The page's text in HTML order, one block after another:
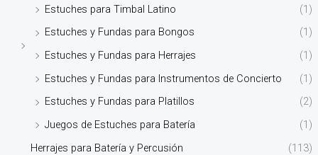
Estuches para Timbal Latino
(1)
Estuches y Fundas para Bongos
(1)
Estuches y Fundas para Herrajes
(1)
Estuches y Fundas para Instrumentos de Concierto
(1)
Estuches y Fundas para Platillos
(2)
Juegos de Estuches para Batería
(1)
Herrajes para Batería y Percusión
(113)